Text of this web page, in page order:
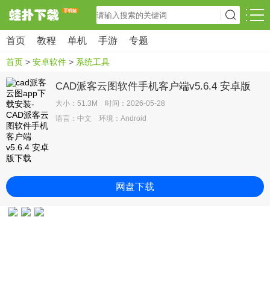
首页 教程 单机 手游 专题
首页 > 安卓软件 > 系统工具
CAD派客云图软件手机客户端v5.6.4 安卓版
大小：51.3M 时间：2026-05-28
语言：中文 环境：Android
网盘下载